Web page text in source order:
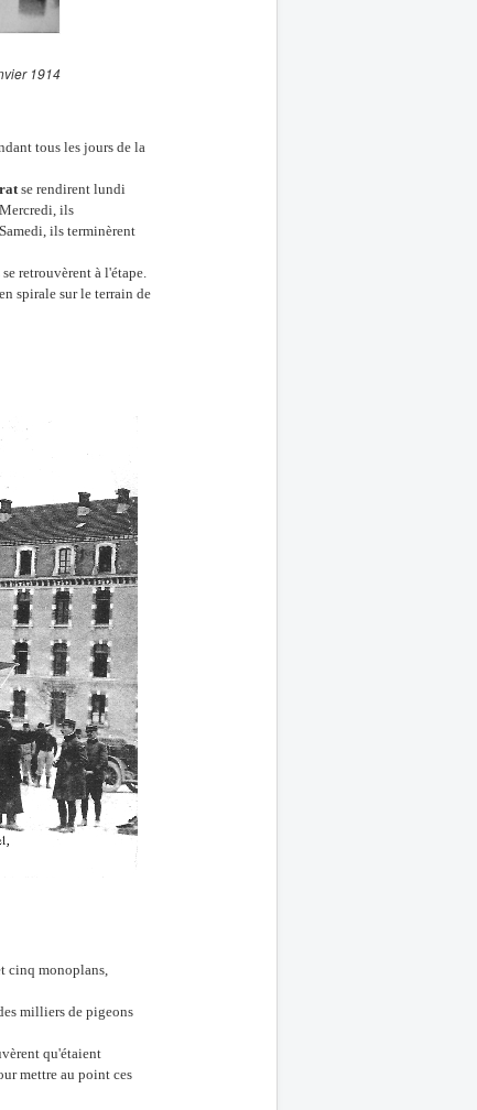
1914
tous les jours de la
se rendirent lundi
ils
ils terminèrent
retrouvèrent à l'étape.
spirale sur le terrain de
cinq monoplans,
milliers de pigeons
qu'étaient
mettre au point ces